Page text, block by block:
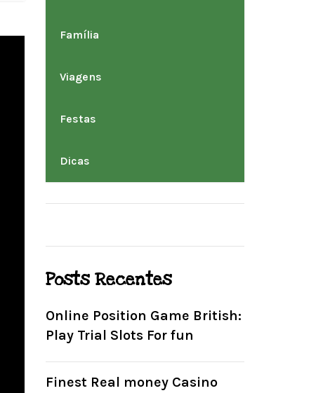
Família
Viagens
Festas
Dicas
Posts Recentes
Online Position Game British:
Play Trial Slots For fun
Finest Real money Casino